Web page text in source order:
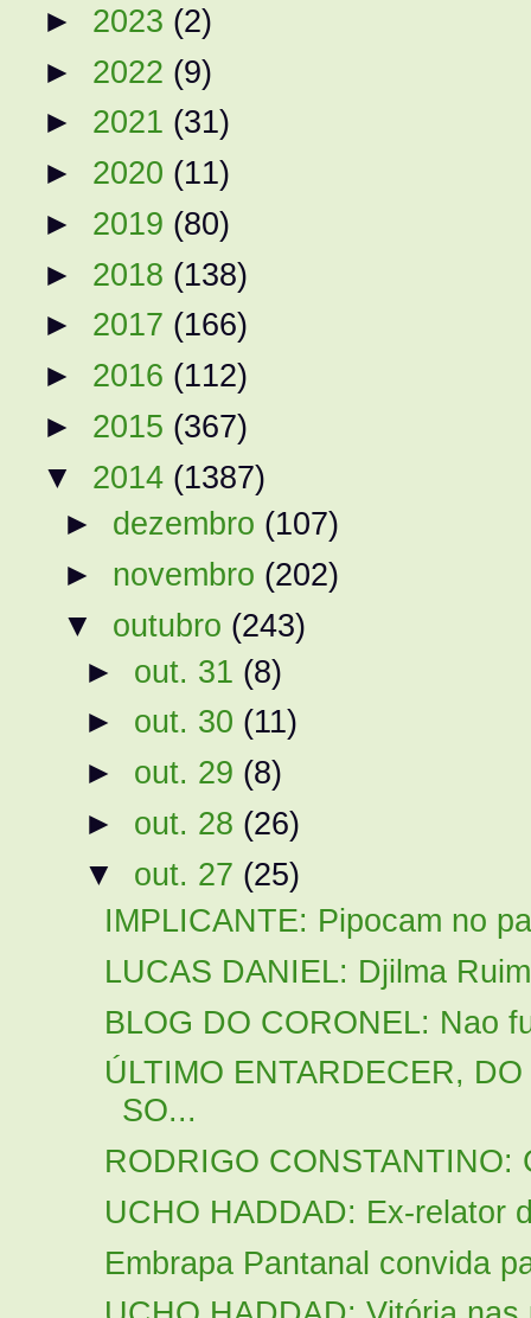
► 2023 (2)
► 2022 (9)
► 2021 (31)
► 2020 (11)
► 2019 (80)
► 2018 (138)
► 2017 (166)
► 2016 (112)
► 2015 (367)
▼ 2014 (1387)
► dezembro (107)
► novembro (202)
▼ outubro (243)
► out. 31 (8)
► out. 30 (11)
► out. 29 (8)
► out. 28 (26)
▼ out. 27 (25)
IMPLICANTE: Pipocam no
LUCAS DANIEL: Djilma
BLOG DO CORONEL: Nao
ÚLTIMO ENTARDECER,
SO...
RODRIGO CONSTANTINO:
UCHO HADDAD: Ex-relator
Embrapa Pantanal convida